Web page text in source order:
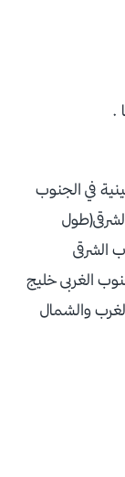
.
في الجنوب
الشرقى
كم),ومن الجنوب الغربى خليج
من الغرب والشمال